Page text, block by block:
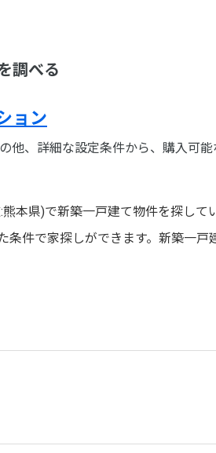
調べる
ョン
他、詳細な設定条件から、購入可能
本県)で新築一戸建て物件を探し
条件で家探しができます。新築一